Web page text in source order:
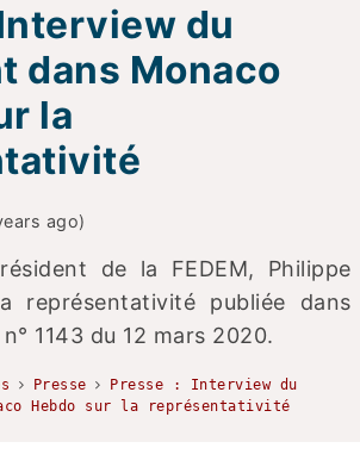
du
dans Monaco
la
ago)
de la FEDEM, Philippe
représentativité publiée dans
n° 1143 du 12 mars 2020.
Presse
Presse : Interview du
Hebdo sur la représentativité